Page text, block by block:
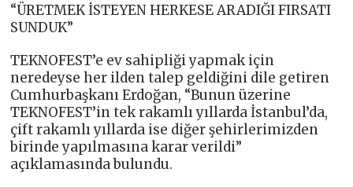
“ÜRETMEK İSTEYEN HERKESE ARADIĞI FIRSATI
SUNDUK”
TEKNOFEST’e ev sahipliği yapmak için
neredeyse her ilden talep geldiğini dile getiren
Cumhurbaşkanı Erdoğan, “Bunun üzerine
TEKNOFEST’in tek rakamlı yıllarda İstanbul’da,
çift rakamlı yıllarda ise diğer şehirlerimizden
birinde yapılmasına karar verildi”
açıklamasında bulundu.